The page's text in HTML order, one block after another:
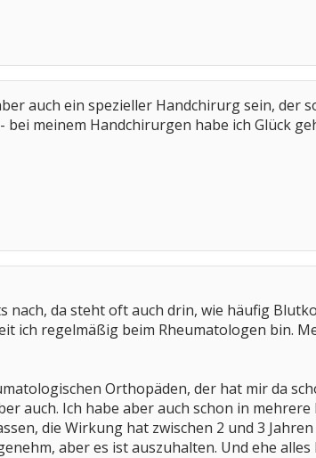
auch ein spezieller Handchirurg sein, der
meinem Handchirurgen habe ich Glück
nach, da steht oft auch drin, wie häufig
ich regelmäßig beim Rheumatologen bin.
Orthopäden, der hat mir da
auch. Ich habe aber auch schon in
die Wirkung hat zwischen 2 und 3
aber es ist auszuhalten. Und ehe